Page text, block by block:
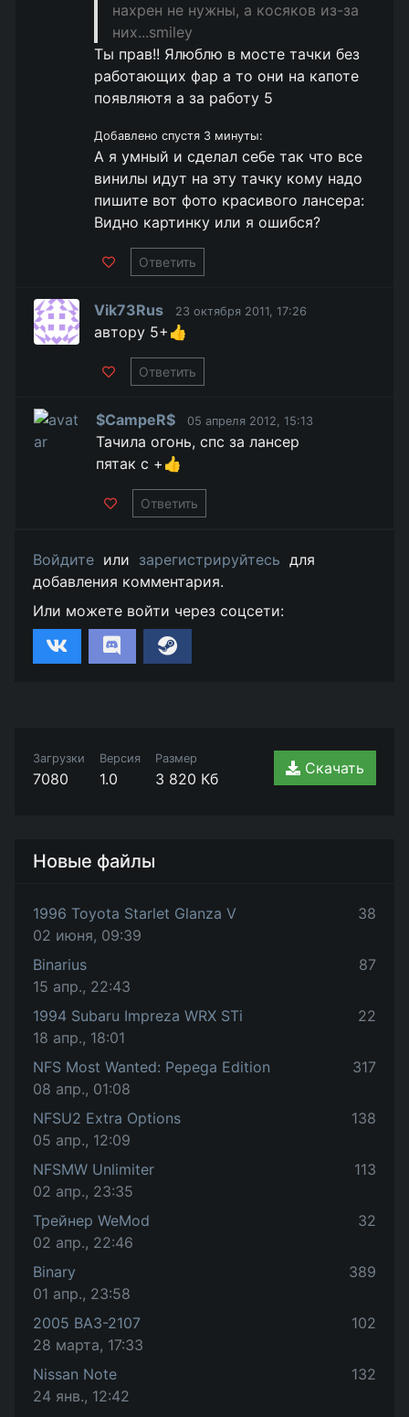
нахрен не нужны, а косяков из-за
них...smiley
Ты прав!! Ялюблю в мосте тачки без
работающих фар а то они на капоте
появляютя а за работу 5
Добавлено спустя 3 минуты:
А я умный и сделал себе так что все
винилы идут на эту тачку кому надо
пишите вот фото красивого лансера:
Видно картинку или я ошибся?
Ответить
Vik73Rus 23 октября 2011, 17:26
автору 5+👍
Ответить
$CampeR$ 05 апреля 2012, 15:13
Тачила огонь, спс за лансер
пятак с +👍
Ответить
Войдите или зарегистрируйтесь для
добавления комментария.
Или можете войти через соцсети:
Загрузки
7080
Версия
1.0
Размер
3 820 Кб
Скачать
Новые файлы
1996 Toyota Starlet Glanza V
02 июня, 09:39
38
Binarius
15 апр., 22:43
87
1994 Subaru Impreza WRX STi
18 апр., 18:01
22
NFS Most Wanted: Pepega Edition
08 апр., 01:08
317
NFSU2 Extra Options
05 апр., 12:09
138
NFSMW Unlimiter
02 апр., 23:35
113
Трейнер WeMod
02 апр., 22:46
32
Binary
01 апр., 23:58
389
2005 ВАЗ-2107
28 марта, 17:33
102
Nissan Note
24 янв., 12:42
132